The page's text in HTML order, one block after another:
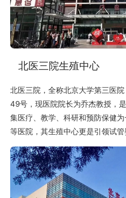
北医三院生殖中心
北医三院，全称北京大学第三医
49号，现医院院长为乔杰教授，
集医疗、教学、科研和预防保健
等医院，其生殖中心更是引领试管